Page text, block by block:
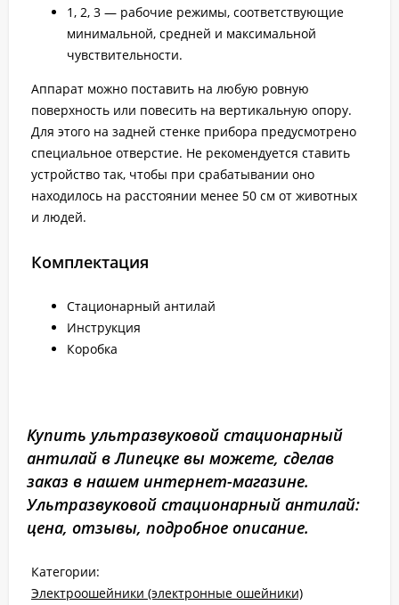
1, 2, 3 — рабочие режимы, соответствующие
минимальной, средней и максимальной
чувствительности.
Аппарат можно поставить на любую ровную
поверхность или повесить на вертикальную опору.
Для этого на задней стенке прибора предусмотрено
специальное отверстие. Не рекомендуется ставить
устройство так, чтобы при срабатывании оно
находилось на расстоянии менее 50 см от животных
и людей.
Комплектация
Стационарный антилай
Инструкция
Коробка
Купить ультразвуковой стационарный
антилай в Липецке вы можете, сделав
заказ в нашем интернет-магазине.
Ультразвуковой стационарный антилай:
цена, отзывы, подробное описание.
Категории:
Электроошейники (электронные ошейники)